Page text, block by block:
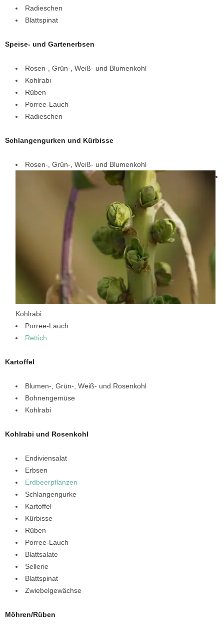
Radieschen
Blattspinat
Speise- und Gartenerbsen
Rosen-, Grün-, Weiß- und Blumenkohl
Kohlrabi
Rüben
Porree-Lauch
Radieschen
Schlangengurken und Kürbisse
Rosen-, Grün-, Weiß- und Blumenkohl
Kohlrabi
Porree-Lauch
Rettich
Kartoffel
Blumen-, Grün-, Weiß- und Rosenkohl
Bohnengemüse
Kohlrabi
Kohlrabi und Rosenkohl
Endiviensalat
Erbsen
Erdbeerpflanzen
Schlangengurke
Kartoffel
Kürbisse
Rüben
Porree-Lauch
Blattsalate
Sellerie
Blattspinat
Zwiebelgewächse
Möhren/Rüben